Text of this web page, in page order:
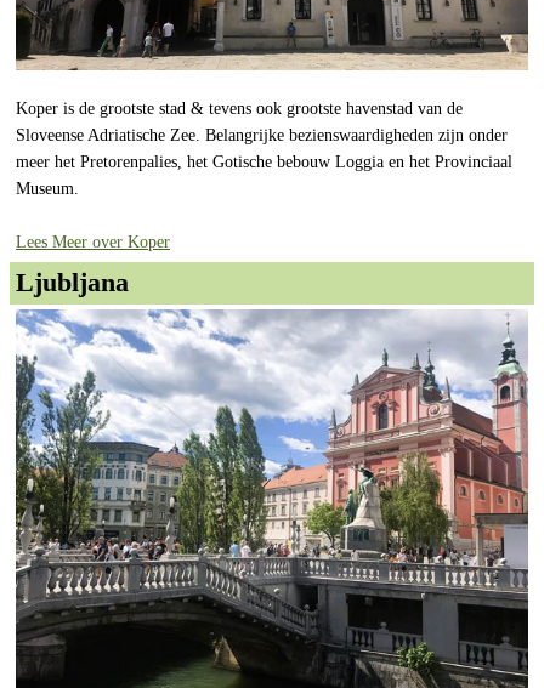
Koper is de grootste stad & tevens ook grootste havenstad van de
Sloveense Adriatische Zee. Belangrijke bezienswaardigheden zijn onder
meer het Pretorenpalies, het Gotische bebouw Loggia en het Provinciaal
Museum.
Lees Meer over Koper
Ljubljana